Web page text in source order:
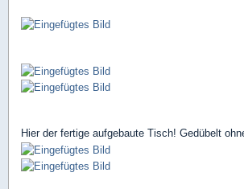
Hier der fertige aufgebaute Tisch! Gedübelt